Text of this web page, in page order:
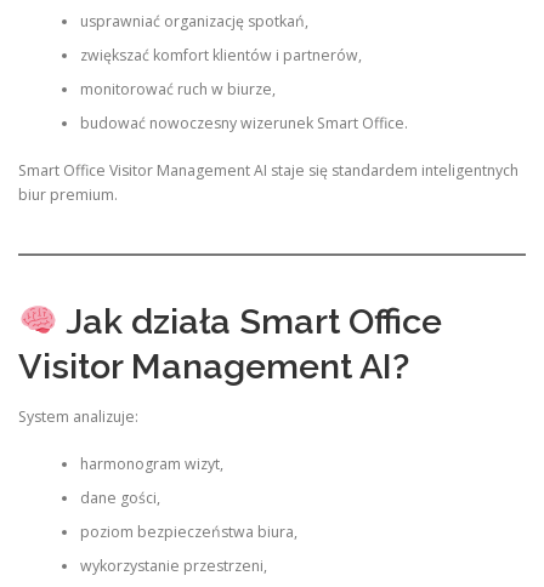
usprawniać organizację spotkań,
zwiększać komfort klientów i partnerów,
monitorować ruch w biurze,
budować nowoczesny wizerunek Smart Office.
Smart Office Visitor Management AI staje się standardem inteligentnych
biur premium.
Jak działa Smart Office
Visitor Management AI?
System analizuje:
harmonogram wizyt,
dane gości,
poziom bezpieczeństwa biura,
wykorzystanie przestrzeni,